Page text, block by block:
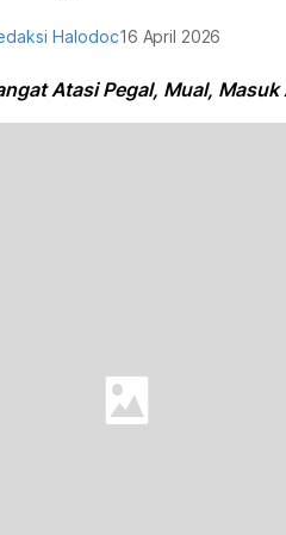
Halodoc16 April 2026
Atasi Pegal, Mual,